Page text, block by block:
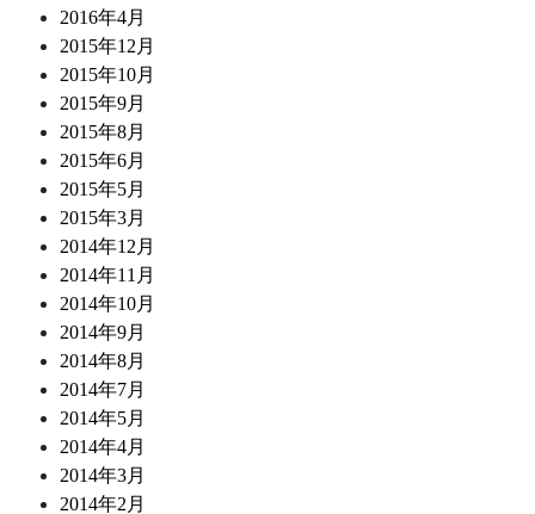
2016年4月
2015年12月
2015年10月
2015年9月
2015年8月
2015年6月
2015年5月
2015年3月
2014年12月
2014年11月
2014年10月
2014年9月
2014年8月
2014年7月
2014年5月
2014年4月
2014年3月
2014年2月